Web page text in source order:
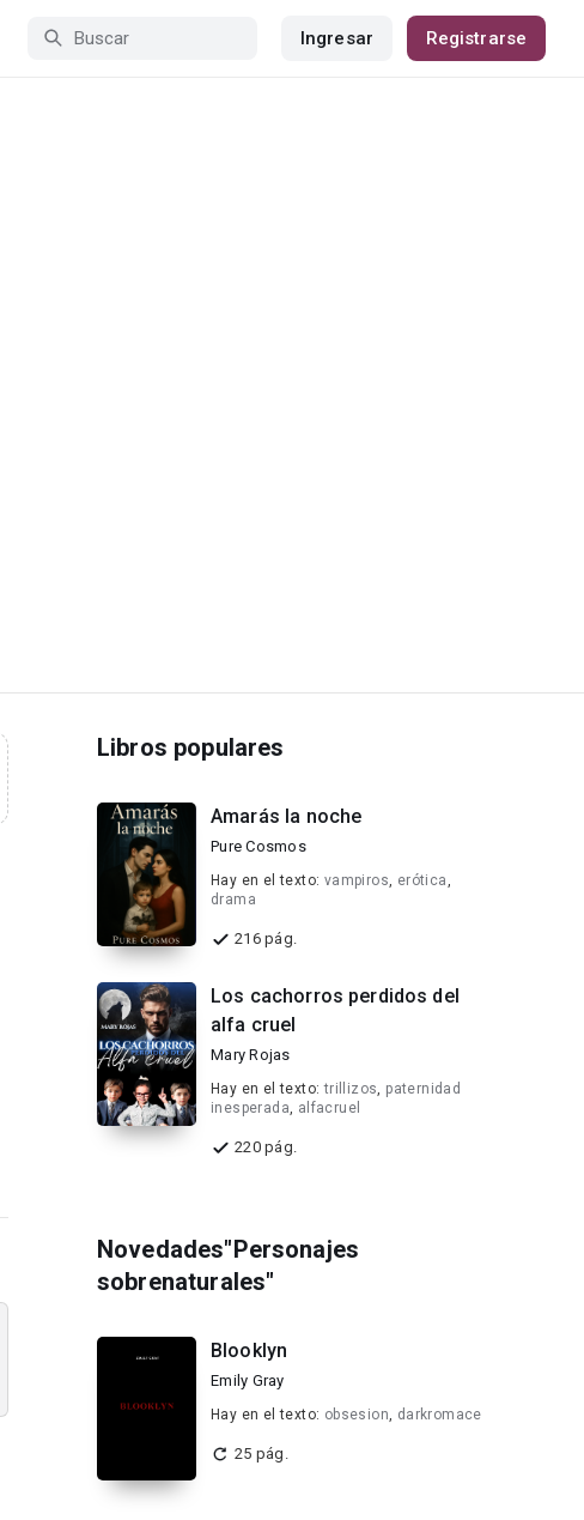
Ingresar Registrarse
Libros populares
Amarás la noche
Pure Cosmos
Hay en el texto: vampiros, erótica,
drama
216 pág.
Los cachorros perdidos del
alfa cruel
Mary Rojas
Hay en el texto:trillizos, paternidad
inesperada, alfacruel
220 pág.
Novedades"Personajes
sobrenaturales"
Blooklyn
Emily Gray
Hay en el texto: obsesion, darkromace
25 pág.